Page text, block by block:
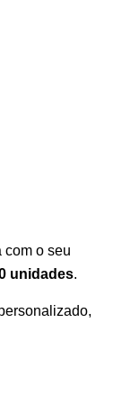
com o seu
unidades.